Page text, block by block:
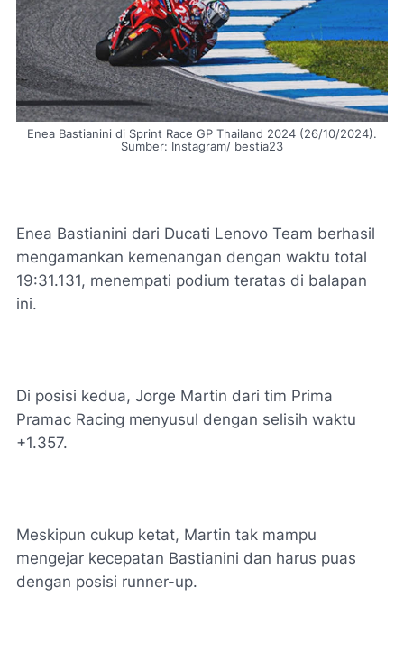
Enea Bastianini di Sprint Race GP Thailand 2024 (26/10/2024).
Sumber: Instagram/ bestia23
Enea Bastianini dari Ducati Lenovo Team berhasil
mengamankan kemenangan dengan waktu total
19:31.131, menempati podium teratas di balapan
ini.
Di posisi kedua, Jorge Martin dari tim Prima
Pramac Racing menyusul dengan selisih waktu
+1.357.
Meskipun cukup ketat, Martin tak mampu
mengejar kecepatan Bastianini dan harus puas
dengan posisi runner-up.